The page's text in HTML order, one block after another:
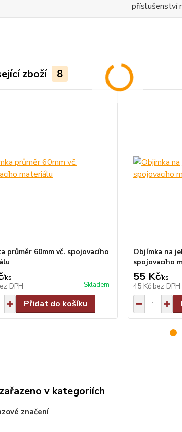
příslušenství
zboží 8
průměr 60mm vč. spojovacího
/ks
DPH Skladem
Přidat do košíku
Objímka na
spojovacího
55 Kč/ks
45 Kč bez DPH
v kategoriích
značení